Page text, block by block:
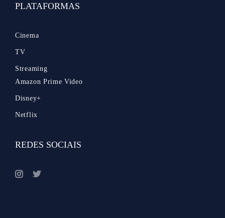
PLATAFORMAS
Cinema
TV
Streaming
Amazon Prime Video
Disney+
Netflix
REDES SOCIAIS